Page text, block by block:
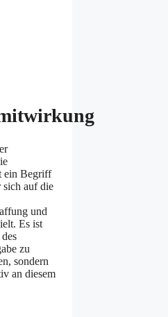
ein Begriff
sich auf die
und
Es ist
zu
sondern
an diesem